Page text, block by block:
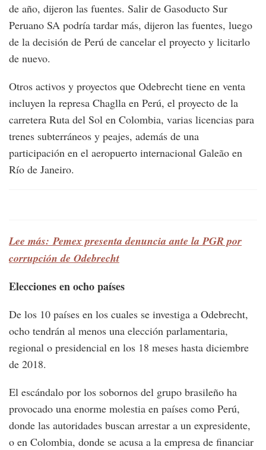
de año, dijeron las fuentes. Salir de Gasoducto Sur
Peruano SA podría tardar más, dijeron las fuentes, luego
de la decisión de Perú de cancelar el proyecto y licitarlo
de nuevo.
Otros activos y proyectos que Odebrecht tiene en venta
incluyen la represa Chaglla en Perú, el proyecto de la
carretera Ruta del Sol en Colombia, varias licencias para
trenes subterráneos y peajes, además de una
participación en el aeropuerto internacional Galeão en
Río de Janeiro.
Lee más: Pemex presenta denuncia ante la PGR por
corrupción de Odebrecht
Elecciones en ocho países
De los 10 países en los cuales se investiga a Odebrecht,
ocho tendrán al menos una elección parlamentaria,
regional o presidencial en los 18 meses hasta diciembre
de 2018.
El escándalo por los sobornos del grupo brasileño ha
provocado una enorme molestia en países como Perú,
donde las autoridades buscan arrestar a un expresidente,
o en Colombia, donde se acusa a la empresa de financiar